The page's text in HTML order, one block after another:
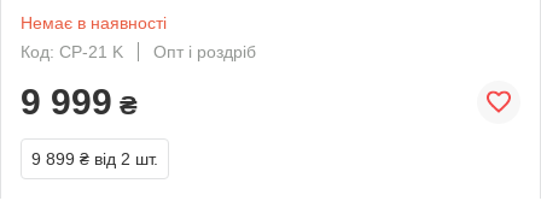
Немає в наявності
Код: СP-21 K
Опт і роздріб
9 999 ₴
9 899 ₴ від 2 шт.